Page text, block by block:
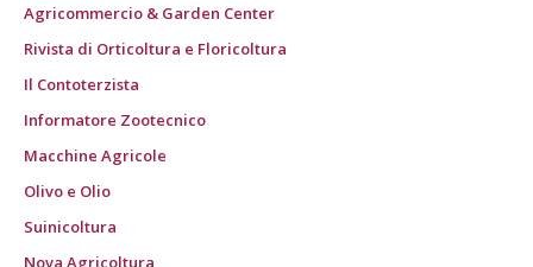
Agricommercio & Garden Center
Rivista di Orticoltura e Floricoltura
Il Contoterzista
Informatore Zootecnico
Macchine Agricole
Olivo e Olio
Suinicoltura
Nova Agricoltura